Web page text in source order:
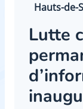
Hauts-de-
Lutte